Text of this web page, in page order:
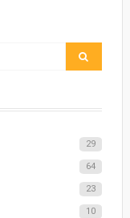
29
64
23
10